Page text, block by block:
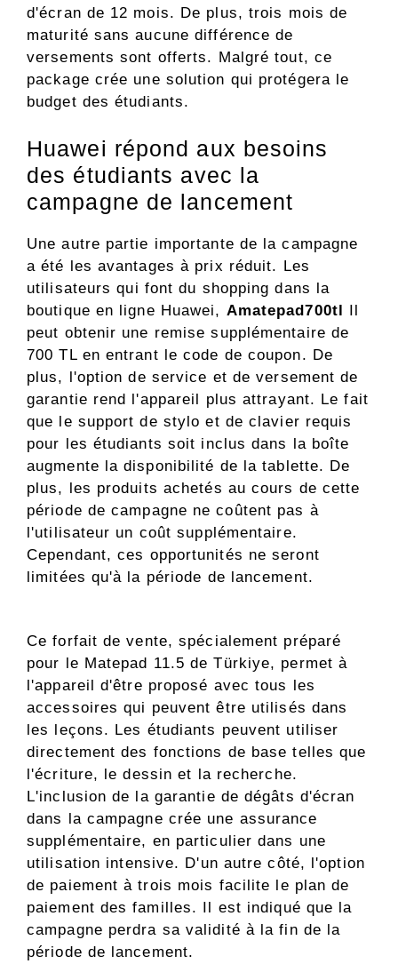
d'écran de 12 mois. De plus, trois mois de
maturité sans aucune différence de
versements sont offerts. Malgré tout, ce
package crée une solution qui protégera le
budget des étudiants.
Huawei répond aux besoins
des étudiants avec la
campagne de lancement
Une autre partie importante de la campagne
a été les avantages à prix réduit. Les
utilisateurs qui font du shopping dans la
boutique en ligne Huawei, Amatepad700tl
peut obtenir une remise supplémentaire de
700 TL en entrant le code de coupon. De
plus, l'option de service et de versement de
garantie rend l'appareil plus attrayant. Le fait
que le support de stylo et de clavier requis
pour les étudiants soit inclus dans la boîte
augmente la disponibilité de la tablette. De
plus, les produits achetés au cours de cette
période de campagne ne coûtent pas à
l'utilisateur un coût supplémentaire.
Cependant, ces opportunités ne seront
limitées qu'à la période de lancement.
Ce forfait de vente, spécialement préparé
pour le Matepad 11.5 de Türkiye, permet à
l'appareil d'être proposé avec tous les
accessoires qui peuvent être utilisés dans
les leçons. Les étudiants peuvent utiliser
directement des fonctions de base telles que
l'écriture, le dessin et la recherche.
L'inclusion de la garantie de dégâts d'écran
dans la campagne crée une assurance
supplémentaire, en particulier dans une
utilisation intensive. D'un autre côté, l'option
de paiement à trois mois facilite le plan de
paiement des familles. Il est indiqué que la
campagne perdra sa validité à la fin de la
période de lancement.